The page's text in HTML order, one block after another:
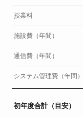
授業料
施設費（年間）
通信費（年間）
システム管理費（年間）
初年度合計（目安）